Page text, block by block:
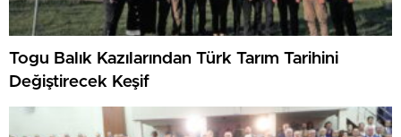
Togu Balık Kazılarından Türk Tarım Tarihini
Değiştirecek Keşif